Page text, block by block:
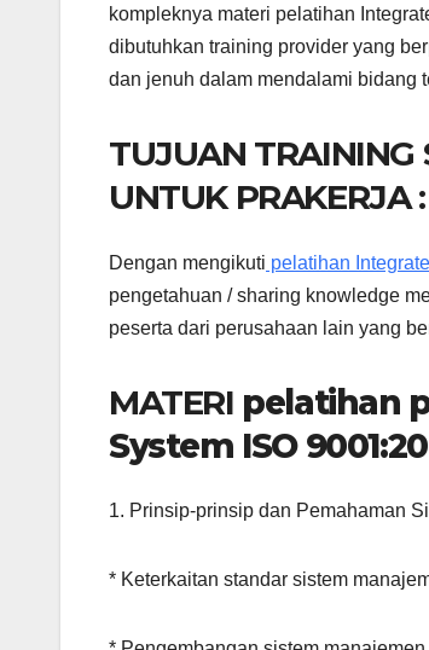
kompleknya materi pelatihan
dibutuhkan training provider yang
dan jenuh dalam mendalami bidang
TUJUAN TRAINING
UNTUK PRAKERJA :
Dengan mengikuti pelatihan
pengetahuan / sharing knowledge
peserta dari perusahaan lain yang
MATERI pelatihan
System ISO
1. Prinsip-prinsip dan Pemahaman
* Keterkaitan standar sistem